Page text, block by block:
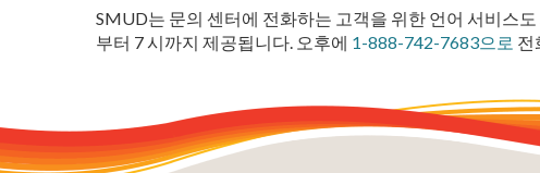
SMUD는 문의 센터에 전화하는 고객을 위한 언어 서비스
부터 7 시까지 제공됩니다. 오후에 1-888-742-7683으로 전